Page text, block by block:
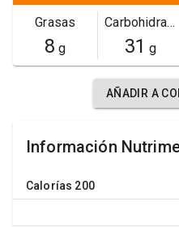
Grasas
8 g
Carbohidratos
31 g
AÑADIR A
Información
Calorías 200